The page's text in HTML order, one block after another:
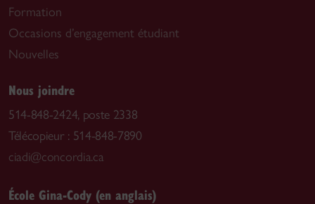
Formation
Occasions d’engagement étudiant
Nouvelles
Nous joindre
514-848-2424, poste 2338
Télécopieur : 514-848-7890
ciadi@concordia.ca
École Gina-Cody (en anglais)